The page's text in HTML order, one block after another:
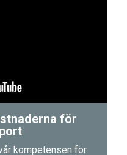
för
kompetensen för